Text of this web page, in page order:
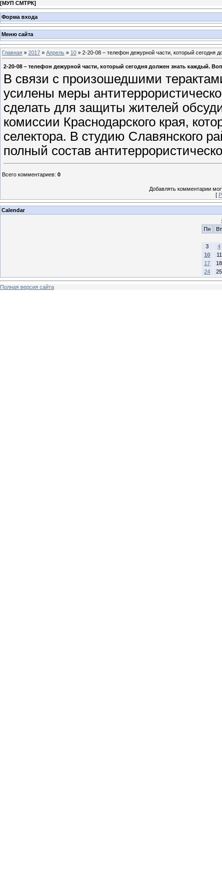
[МУП СМТРК]
Форма входа
Меню сайта
Главная » 2017 » Апрель » 10 » 2-20-08 – телефон дежурной части, который сегодня
2-20-08 – телефон дежурной части, который сегодня должен знать каждый.
В связи с произошедшими
усилены меры
сделать для защиты жителей
комиссии Краснодарского края,
селектора. В студию Славянского
полный состав
Всего комментариев: 0
Добавлять комментарии
[
Calendar
Пн
Вт
3
4
10
11
17
18
24
25
Полная версия сайта